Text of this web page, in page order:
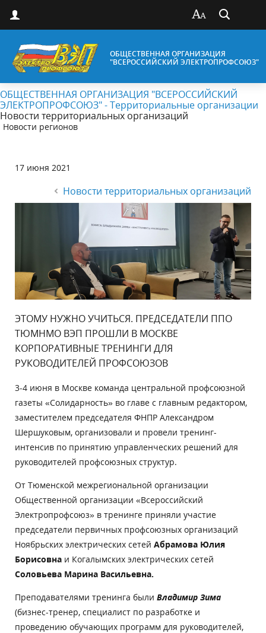
ОБЩЕСТВЕННАЯ ОРГАНИЗАЦИЯ
"ВСЕРОССИЙСКИЙ ЭЛЕКТРОПРОФСОЮЗ"
ОБЩЕСТВЕННАЯ ОРГАНИЗАЦИЯ "ВСЕРОССИЙСКИЙ
ЭЛЕКТРОПРОФСОЮЗ" - Территориальные организации
Новости территориальных организаций
Новости регионов
17 июня 2021
Новости территориальных организаций
ЭТОМУ НУЖНО УЧИТЬСЯ. ПРЕДСЕДАТЕЛИ ППО
ТЮМНМО ВЭП ПРОШЛИ В МОСКВЕ
КОРПОРАТИВНЫЕ ТРЕНИНГИ ДЛЯ
РУКОВОДИТЕЛЕЙ ПРОФСОЮЗОВ
3-4 июня в Москве команда центральной профсоюзной
газеты «Солидарность» во главе с главным редактором,
заместителем председателя ФНПР Александром
Шершуковым, организовали и провели тренинг-
интенсив по принятию управленческих решений для
руководителей профсоюзных структур.
От Тюменской межрегиональной организации
Общественной организации «Всероссийский
Электропрофсоюз» в тренинге приняли участие
председатели первичных профсоюзных организаций
Ноябрьских электрических сетей Абрамова Юлия
Борисовна и Когалымских электрических сетей
Соловьева Марина Васильевна.
Преподавателями тренинга были Владимир Зима
(бизнес-тренер, специалист по разработке и
проведению обучающих программ для руководителей,